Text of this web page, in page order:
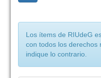
Los ítems de RIUdeG
con todos los derechos
indique lo contrario.